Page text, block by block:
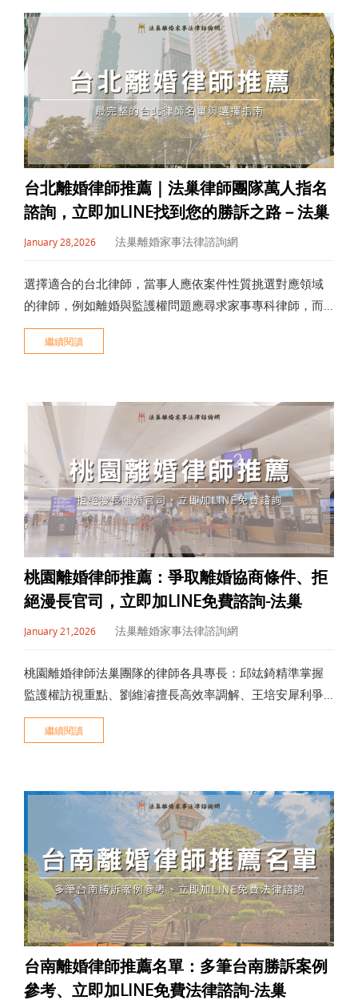
台北離婚律師推薦｜法巢律師團隊萬人指名
諮詢，立即加LINE找到您的勝訴之路－法巢
January 28,2026 法巢離婚家事法律諮詢網
選擇適合的台北律師，當事人應依案件性質挑選對應領域
的律師，例如離婚與監護權問題應尋求家事專科律師，而
非僅以執業年資作為判斷標準。同時，良好的溝通能力、
清楚的風險說明與透明的收費方式，都是衡量律師是否值
繼續閱讀
桃園離婚律師推薦：爭取離婚協商條件、拒
絕漫長官司，立即加LINE免費諮詢-法巢
January 21,2026 法巢離婚家事法律諮詢網
桃園離婚律師法巢團隊的律師各具專長：邱竑錡精準掌握
監護權訪視重點、劉維濬擅長高效率調解、王培安犀利爭
取侵害配偶權賠償、楊富勝與陳貞宜則結合會計與地政背
景，精算股權與房產分配。家事案件不應只看空洞法條，
繼續閱讀
台南離婚律師推薦名單：多筆台南勝訴案例
參考、立即加LINE免費法律諮詢-法巢